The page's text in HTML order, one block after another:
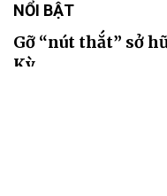
NỔI BẬT
Gỡ “nút thắt” sở
Kỳ